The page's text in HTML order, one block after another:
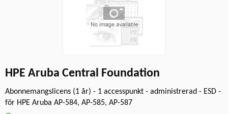
HPE Aruba Central Foundation
Abonnemangslicens (1 år) - 1 accesspunkt - administrerad - ESD -
för HPE Aruba AP-584, AP-585, AP-587